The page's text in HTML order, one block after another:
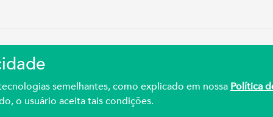
semelhantes, como explicado em nossa Política
o usuário aceita tais condições.
© 2023 | Rua Coronel Corte Real, 975
Médico Do Rio Grande Do Sul – CNPJ 92.990.498/0001-